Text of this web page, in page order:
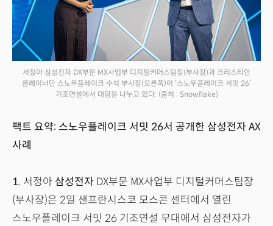
서정아 삼성전자 DX부문 MX사업부 디지털커머스팀장(부사장)과 크리스티안
클레이너만 스노우플레이크 수석 부사장(오른쪽)이 '스노우플레이크 서밋 26'
기조연설에서 대담을 나누고 있다. (출처 : Snowflake)
팩트 요약: 스노우플레이크 서밋 26서 공개한 삼성전자 AX
사례
1. 서정아 삼성전자 DX부문 MX사업부 디지털커머스팀장
(부사장)은 2일 샌프란시스코 모스콘 센터에서 열린
스노우플레이크 서밋 26 기조연설 무대에서 삼성전자가